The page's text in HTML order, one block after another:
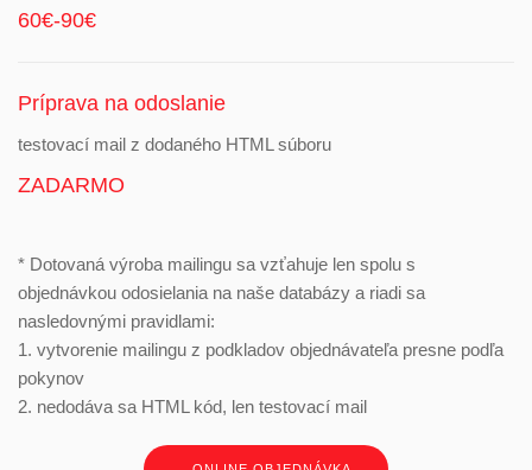
60€-90€
Príprava na odoslanie
testovací mail z dodaného HTML súboru
ZADARMO
* Dotovaná výroba mailingu sa vzťahuje len spolu s
objednávkou odosielania na naše databázy a riadi sa
nasledovnými pravidlami:
1. vytvorenie mailingu z podkladov objednávateľa presne podľa
pokynov
2. nedodáva sa HTML kód, len testovací mail